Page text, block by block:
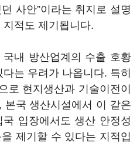
사안”이라는 취지로 설명
적도 제기됩니다.
내 방산업계의 수출 호황
는 우려가 나옵니다. 특히
로 현지생산과 기술이전이
본국 생산시설에서 이 같은
입장에서도 생산 안정성
제기할 수 있다는 지적입